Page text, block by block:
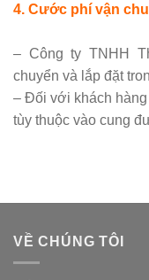
4. Cước phí vận
– Công ty TNHH
chuyển và lắp đặt
– Đối với khách
tùy thuộc vào cung
VỀ CHÚNG TÔI